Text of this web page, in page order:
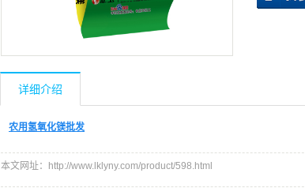
详细介绍
农用氢氧化镁批发
本文网址：http://www.lklyny.com/product/598.html